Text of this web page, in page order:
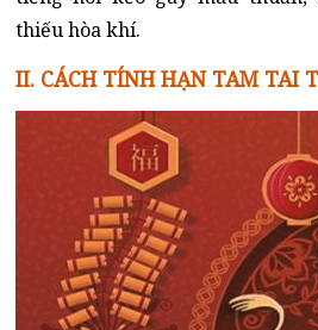
thiếu hòa khí.
II. CÁCH TÍNH HẠN TAM TAI